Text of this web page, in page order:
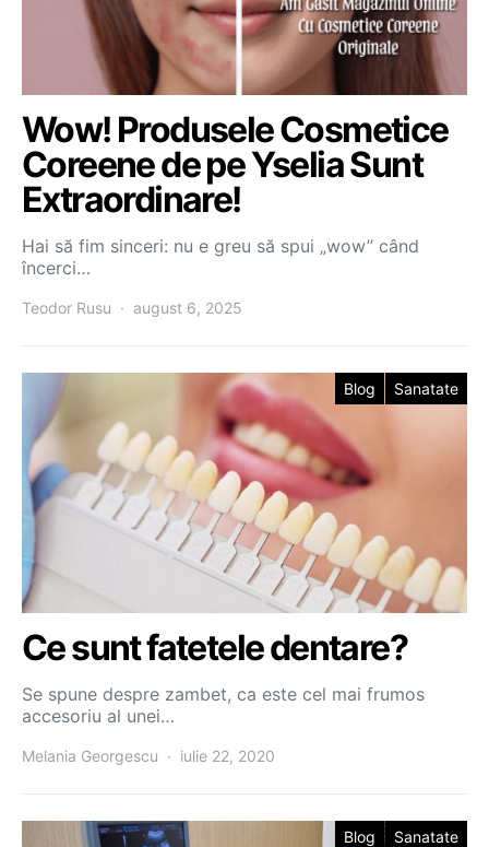
Wow! Produsele Cosmetice
Coreene de pe Yselia Sunt
Extraordinare!
Hai să fim sinceri: nu e greu să spui „wow” când
încerci…
Teodor Rusu august 6, 2025
Blog Sanatate
Ce sunt fatetele dentare?
Se spune despre zambet, ca este cel mai frumos
accesoriu al unei…
Melania Georgescu iulie 22, 2020
Blog Sanatate